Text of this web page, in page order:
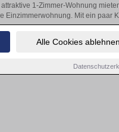
Alle Cookies ablehnen
1-Zimmer-Wohnung
Einzimmerwohnung. Mit ein paar
finden. Schauen Sie bald